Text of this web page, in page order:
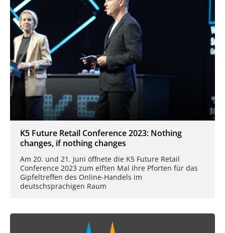
K5 Future Retail Conference 2023: Nothing
changes, if nothing changes
Am 20. und 21. Juni öffnete die K5 Future Retail
Conference 2023 zum elften Mal ihre Pforten für das
Gipfeltreffen des Online-Handels im
deutschsprachigen Raum